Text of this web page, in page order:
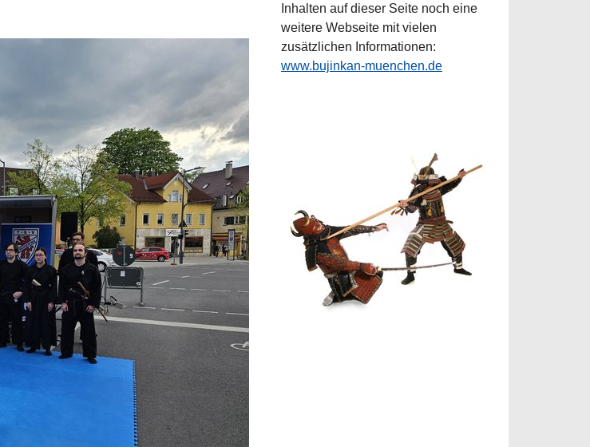
Inhalten auf dieser Seite noch eine
weitere Webseite mit vielen
zusätzlichen Informationen:
www.bujinkan-muenchen.de